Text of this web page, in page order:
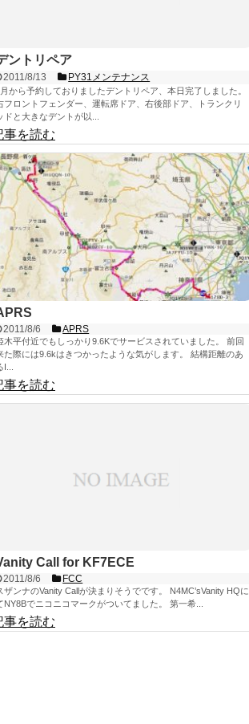
ントリペア
2011/8/13 PY31メンテナンス
から予約しておりましたデントリペア、本日完了しました。
フロントフェンダー、運転席ドア、右後部ドア、トランクリ
ドと大きなデントが以...
事を読む
2011/8/6 APRS
木平付近でもしっかり9.6Kでサービスされていました。 前回
た際には9.6kはきつかったような気がします。 結構距離のあ
I...
事を読む
Call for KF7ECE
2011/8/6 FCC
ザンナのVanity Callが決まりそうでです。 N4MC’sVanity HQに
NY8Bでニコニコマークがついてました。 第一希...
事を読む